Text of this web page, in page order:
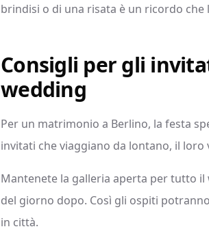
brindisi o di una risata è un ricordo
Consigli per gli
wedding
Per un matrimonio a Berlino, la festa
invitati che viaggiano da lontano, il
Mantenete la galleria aperta per tutto
del giorno dopo. Così gli ospiti
in città.